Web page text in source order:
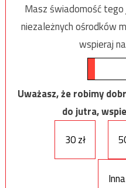
Masz świadomość
niezależnych ośrodków
wspieraj
Uważasz, że robimy
do jutra,
30 zł